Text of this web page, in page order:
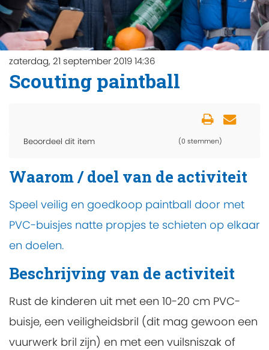
zaterdag, 21 september 2019 14:36
Scouting paintball
Beoordeel dit item (0 stemmen)
Waarom / doel van de activiteit
Speel veilig en goedkoop paintball door met
PVC-buisjes natte propjes te schieten op elkaar
en doelen.
Beschrijving van de activiteit
Rust de kinderen uit met een 10-20 cm PVC-
buisje, een veiligheidsbril (dit mag gewoon een
vuurwerk bril zijn) en met een vuilsniszak of